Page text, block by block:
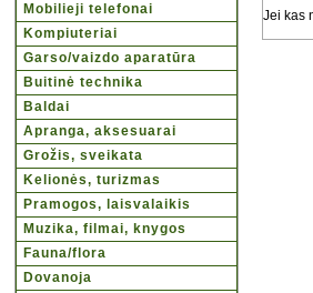
Mobilieji telefonai
Kompiuteriai
Garso/vaizdo aparatūra
Buitinė technika
Baldai
Apranga, aksesuarai
Grožis, sveikata
Kelionės, turizmas
Pramogos, laisvalaikis
Muzika, filmai, knygos
Fauna/flora
Dovanoja
Jei kas